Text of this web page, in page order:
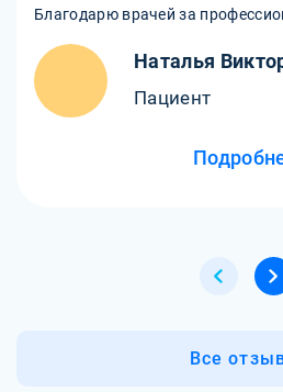
Благодарю врачей за
Наталья
Пациент
Все